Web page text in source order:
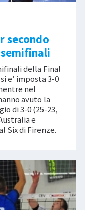
secondo
della Final
e’ imposta 3-0
nel
avuto la
di 3-0 (25-23,
e
Six di Firenze.